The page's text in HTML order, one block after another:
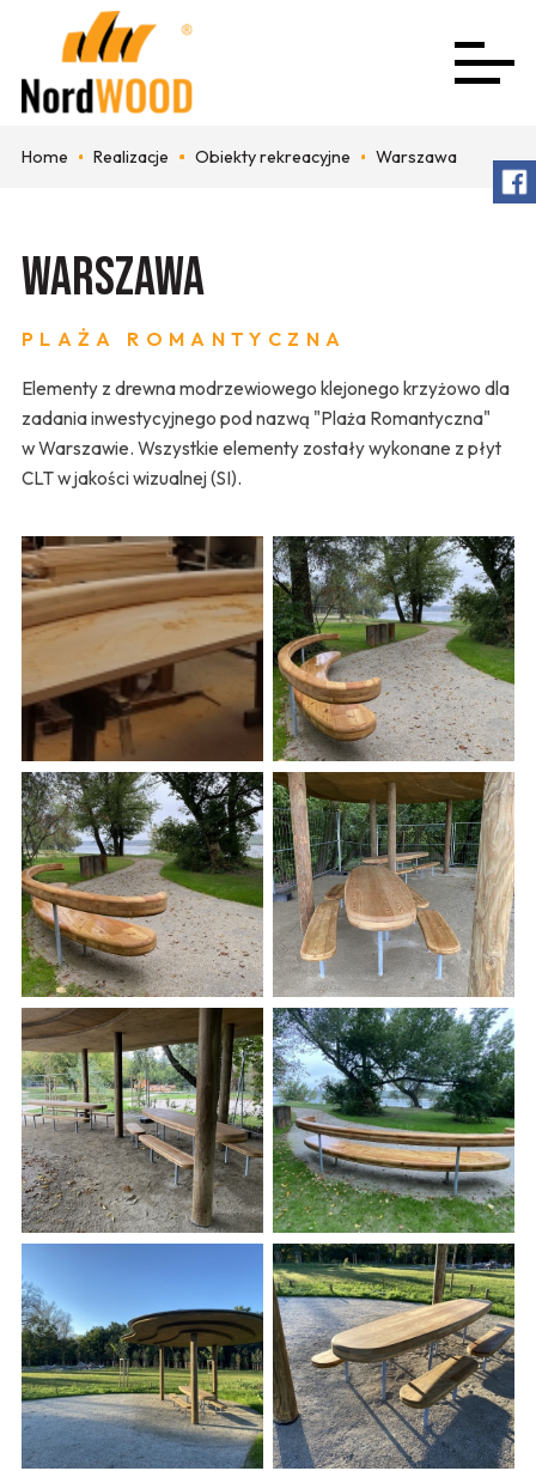
Home Realizacje Obiekty rekreacyjne Warszawa
Warszawa
PLAŻA ROMANTYCZNA
Elementy z drewna modrzewiowego klejonego krzyżowo dla
zadania inwestycyjnego pod nazwą "Plaża Romantyczna"
w Warszawie. Wszystkie elementy zostały wykonane z płyt
CLT w jakości wizualnej (SI).